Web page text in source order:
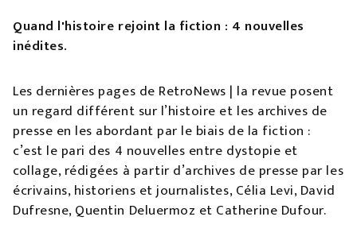
Quand l'histoire rejoint la fiction : 4 nouvelles
inédites.
Les dernières pages de RetroNews | la revue posent
un regard différent sur l’histoire et les archives de
presse en les abordant par le biais de la fiction :
c’est le pari des 4 nouvelles entre dystopie et
collage, rédigées à partir d’archives de presse par les
écrivains, historiens et journalistes, Célia Levi, David
Dufresne, Quentin Deluermoz et Catherine Dufour.